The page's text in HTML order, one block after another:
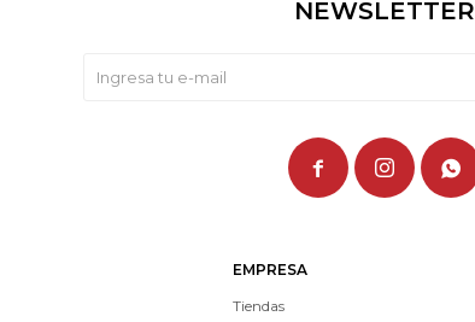
EMPRESA
Tiendas
NEWSLETTER
  